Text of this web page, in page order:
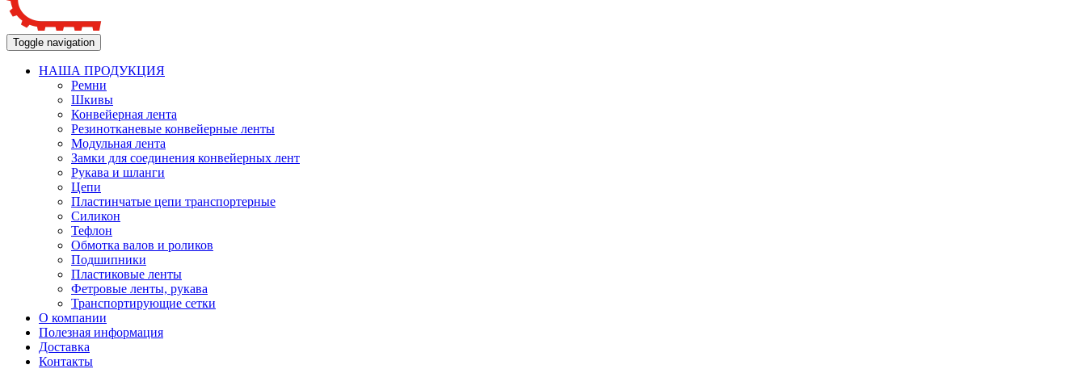
Toggle navigation
НАША ПРОДУКЦИЯ
Ремни
Шкивы
Конвейерная лента
Резинотканевые конвейерные ленты
Модульная лента
Замки для соединения конвейерных лент
Рукава и шланги
Цепи
Пластинчатые цепи транспортерные
Силикон
Тефлон
Обмотка валов и роликов
Подшипники
Пластиковые ленты
Фетровые ленты, рукава
Транспортирующие сетки
О компании
Полезная информация
Доставка
Контакты